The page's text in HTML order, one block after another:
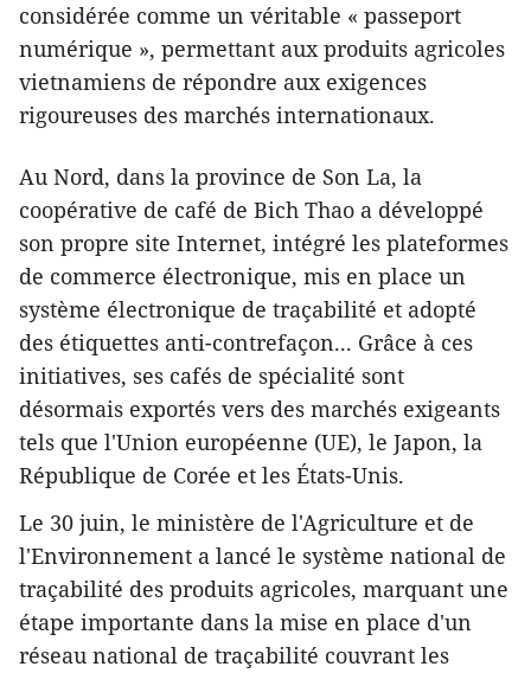
considérée comme un véritable « passeport
numérique », permettant aux produits agricoles
vietnamiens de répondre aux exigences
rigoureuses des marchés internationaux.
Au Nord, dans la province de Son La, la
coopérative de café de Bich Thao a développé
son propre site Internet, intégré les plateformes
de commerce électronique, mis en place un
système électronique de traçabilité et adopté
des étiquettes anti-contrefaçon... Grâce à ces
initiatives, ses cafés de spécialité sont
désormais exportés vers des marchés exigeants
tels que l'Union européenne (UE), le Japon, la
République de Corée et les États-Unis.
Le 30 juin, le ministère de l'Agriculture et de
l'Environnement a lancé le système national de
traçabilité des produits agricoles, marquant une
étape importante dans la mise en place d'un
réseau national de traçabilité couvrant les